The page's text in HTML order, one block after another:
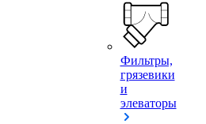
Фильтры,
грязевики
и
элеваторы